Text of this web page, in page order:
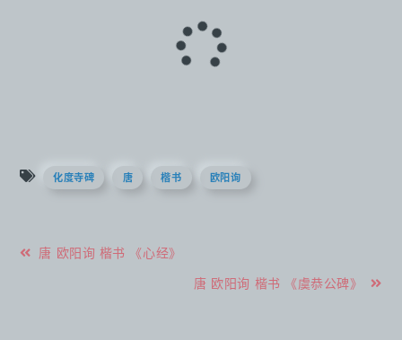
化度寺碑 唐 楷书 欧阳询
文 唐 欧阳询 楷书 《心经》
唐 欧阳询 楷书 《虞恭公碑》